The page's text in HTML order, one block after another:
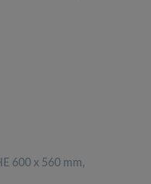
600 x 560 mm,